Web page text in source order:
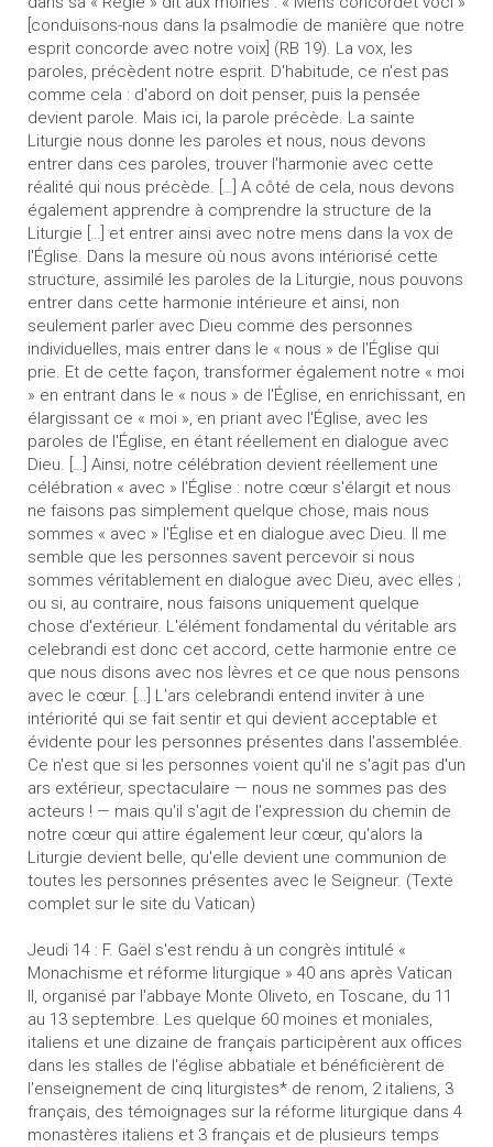
[conduisons-nous dans la psalmodie de manière que notre
esprit concorde avec notre voix] (RB 19). La vox, les
paroles, précèdent notre esprit. D'habitude, ce n'est pas
comme cela : d'abord on doit penser, puis la pensée
devient parole. Mais ici, la parole précède. La sainte
Liturgie nous donne les paroles et nous, nous devons
entrer dans ces paroles, trouver l'harmonie avec cette
réalité qui nous précède. […] A côté de cela, nous devons
également apprendre à comprendre la structure de la
Liturgie […] et entrer ainsi avec notre mens dans la vox de
l'Église. Dans la mesure où nous avons intériorisé cette
structure, assimilé les paroles de la Liturgie, nous pouvons
entrer dans cette harmonie intérieure et ainsi, non
seulement parler avec Dieu comme des personnes
individuelles, mais entrer dans le « nous » de l'Église qui
prie. Et de cette façon, transformer également notre « moi
» en entrant dans le « nous » de l'Église, en enrichissant, en
élargissant ce « moi », en priant avec l'Église, avec les
paroles de l'Église, en étant réellement en dialogue avec
Dieu. […] Ainsi, notre célébration devient réellement une
célébration « avec » l'Église : notre cœur s'élargit et nous
ne faisons pas simplement quelque chose, mais nous
sommes « avec » l'Église et en dialogue avec Dieu. Il me
semble que les personnes savent percevoir si nous
sommes véritablement en dialogue avec Dieu, avec elles ;
ou si, au contraire, nous faisons uniquement quelque
chose d'extérieur. L'élément fondamental du véritable ars
celebrandi est donc cet accord, cette harmonie entre ce
que nous disons avec nos lèvres et ce que nous pensons
avec le cœur. […] L'ars celebrandi entend inviter à une
intériorité qui se fait sentir et qui devient acceptable et
évidente pour les personnes présentes dans l'assemblée.
Ce n'est que si les personnes voient qu'il ne s'agit pas d'un
ars extérieur, spectaculaire — nous ne sommes pas des
acteurs ! — mais qu'il s'agit de l'expression du chemin de
notre cœur qui attire également leur cœur, qu'alors la
Liturgie devient belle, qu'elle devient une communion de
toutes les personnes présentes avec le Seigneur. (Texte
complet sur le site du Vatican)
Jeudi 14 : F. Gaël s'est rendu à un congrès intitulé «
Monachisme et réforme liturgique » 40 ans après Vatican
II, organisé par l'abbaye Monte Oliveto, en Toscane, du 11
au 13 septembre. Les quelque 60 moines et moniales,
italiens et une dizaine de français participèrent aux offices
dans les stalles de l'église abbatiale et bénéficièrent de
l'enseignement de cinq liturgistes* de renom, 2 italiens, 3
français, des témoignages sur la réforme liturgique dans 4
monastères italiens et 3 français et de plusieurs temps